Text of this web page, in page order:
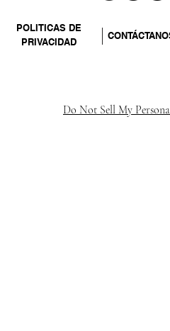
POLITICAS DE
PRIVACIDAD
Do Not Sell My